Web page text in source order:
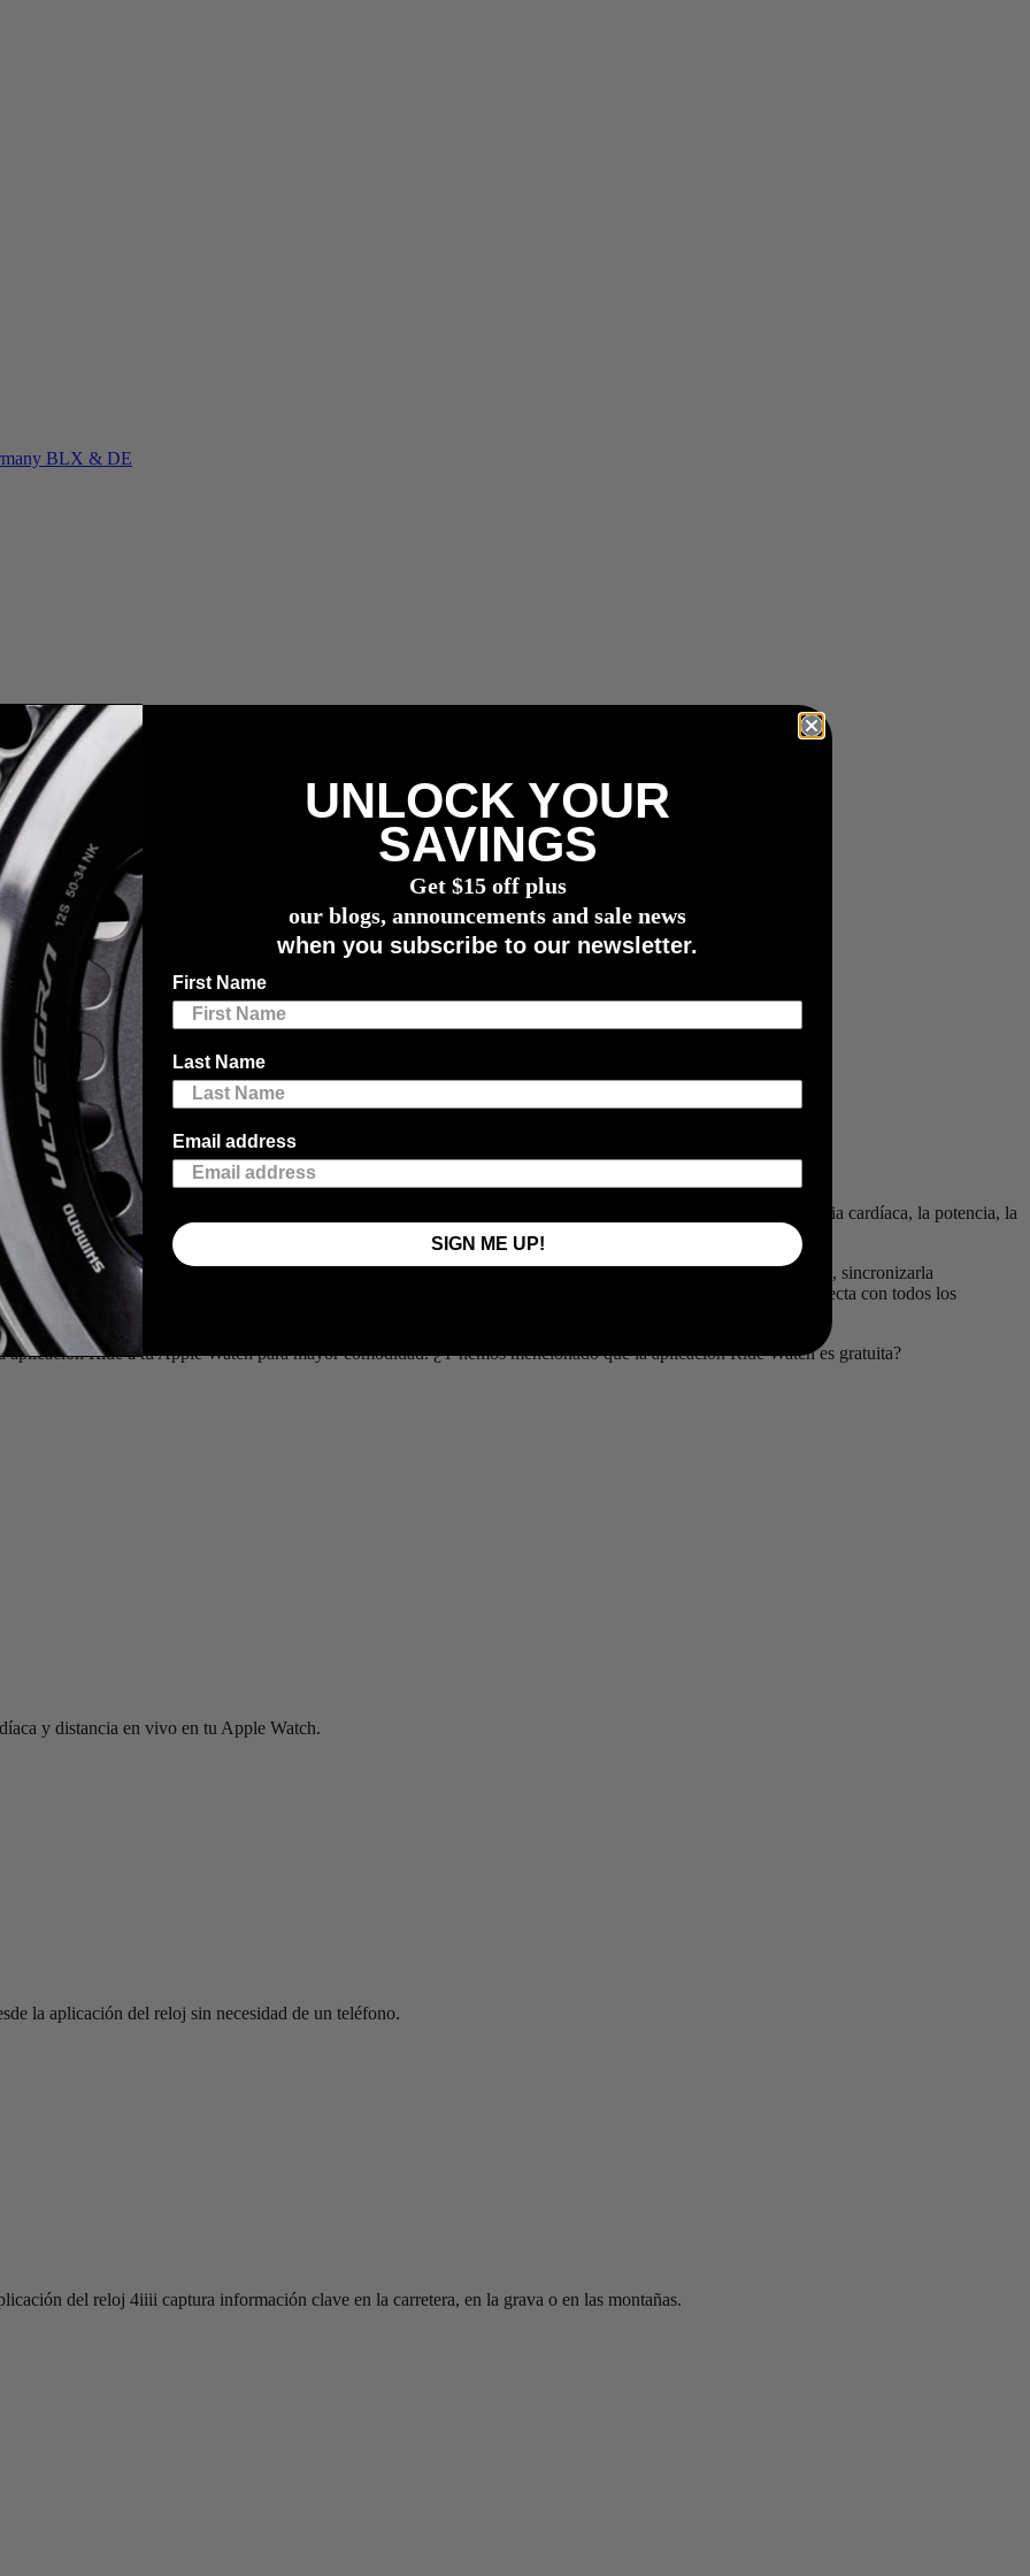
BLX & DE
de un potenciómetro
Watch
es una forma cómoda de mostrar, rastrear y analizar tus recorridos. Puedes visualizar en directo la frecuencia cardíaca, la potencia, la
lo que te permite realizar un seguimiento de tu actividad y tus calorías, así como cerrar los anillos de actividad, sincronizarla
de entrenamiento compatible para compartir la actividad. La conectividad Bluetooth permite una integración perfecta con todos los
de la mayoría de fabricantes.
aplicación Ride a tu Apple Watch para mayor comodidad. ¿Y hemos mencionado que la aplicación Ride Watch es gratuita?
y distancia en vivo en tu Apple Watch.
la aplicación del reloj sin necesidad de un teléfono.
del reloj 4iiii captura información clave en la carretera, en la grava o en las montañas.
UNLOCK YOUR
SAVINGS
Get $15 off plus
our blogs, announcements and sale news
when you subscribe to our newsletter.
First Name
Last Name
Email address
SIGN ME UP!